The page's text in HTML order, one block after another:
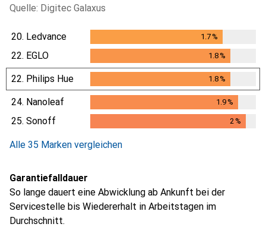
Quelle: Digitec Galaxus
20. Ledvance 1.7%
22. EGLO 1.8%
1.8%
22. Philips Hue 1.8%
1.8%
24. Nanoleaf 1.9%
1.9%
25. Sonoff 2 %
Alle 35 Marken vergleichen
Garantiefalldauer
So lange dauert eine Abwicklung ab Ankunft bei der
Servicestelle bis Wiedererhalt in Arbeitstagen im
Durchschnitt.